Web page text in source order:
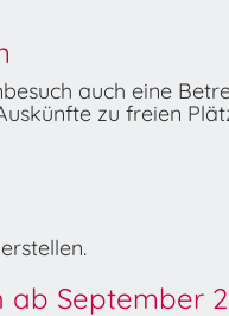
auch eine
zu freien
ab September